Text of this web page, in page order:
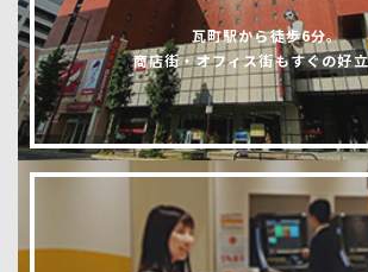
瓦町駅から徒歩6分。
商店街・オフィス街もすぐの好立